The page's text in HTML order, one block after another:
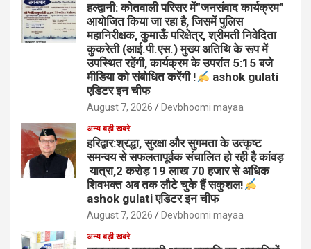
हल्द्वानी: कोतवाली परिसर में”जनसंवाद कार्यक्रम”
आयोजित किया जा रहा है, जिसमें पुलिस
महानिरीक्षक, कुमाऊँ परिक्षेत्र, श्रीमती निवेदिता
कुकरेती (आई.पी.एस.) मुख्य अतिथि के रूप में
उपस्थित रहेंगी, कार्यक्रम के उपरांत 5:15 बजे
मीडिया को संबोधित करेंगी !
ashok gulati
एडिटर इन चीफ
August 7, 2026 Devbhoomi mayaa
अन्य बड़ी खबरे
हरिद्वार:श्रद्धा, सुरक्षा और सुगमता के उत्कृष्ट
समन्वय से सफलतापूर्वक संचालित हो रही है कांवड़
यात्रा,2 करोड़ 19 लाख 70 हजार से अधिक
शिवभक्त अब तक लौटे चुके हैं सकुशल!
ashok gulati एडिटर इन चीफ
August 7, 2026 Devbhoomi mayaa
अन्य बड़ी खबरे